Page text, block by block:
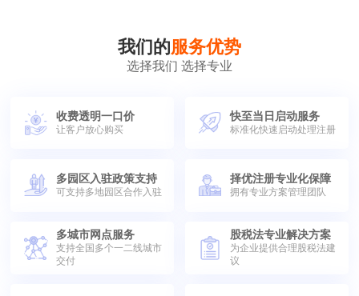
我们的服务优势
选择我们 选择专业
收费透明一口价
让客户放心购买
快至当日启动服务
标准化快速启动处理注册
多园区入驻政策支持
可支持多地园区合作入驻
择优注册专业化保障
拥有专业方案管理团队
多城市网点服务
支持全国多个一二线城市
交付
股税法专业解决方案
为企业提供合理股税法建
议